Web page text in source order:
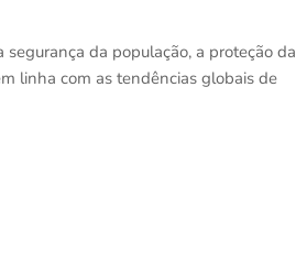
da população, a proteção da
linha com as tendências globais de